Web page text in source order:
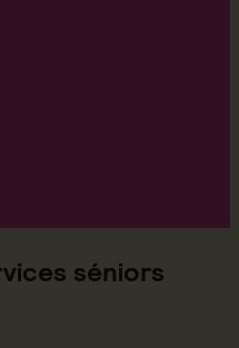
séniors